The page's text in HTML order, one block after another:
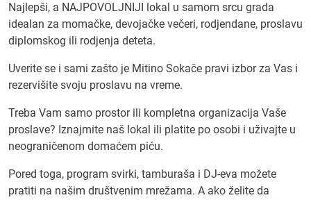
Najlepši, a NAJPOVOLJNIJI lokal u samom srcu grada
idealan za momačke, devojačke večeri, rodjendane, proslavu
diplomskog ili rodjenja deteta.
Uverite se i sami zašto je Mitino Sokače pravi izbor za Vas i
rezervišite svoju proslavu na vreme.
Treba Vam samo prostor ili kompletna organizacija Vaše
proslave? Iznajmite naš lokal ili platite po osobi i uživajte u
neograničenom domaćem piću.
Pored toga, program svirki, tamburaša i DJ-eva možete
pratiti na našim društvenim mrežama. A ako želite da